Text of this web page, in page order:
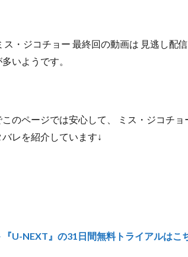
ス・ジコチョー 最終回の動画は 見逃し配
いようです。
のページでは安心して、
ミス・ジコチ
レを紹介しています↓
『U-NEXT』の31日間無料トライアルはこ